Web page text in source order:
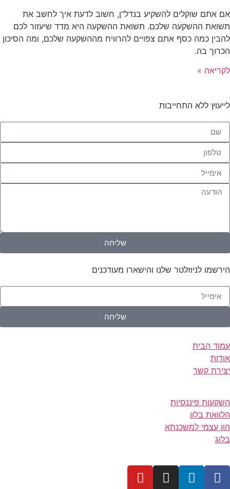
אם אתם שוקלים להשקיע בנדל"ן, חשוב לדעת איך לחשב את
תשואת ההשקעה שלכם. תשואת ההשקעה היא מדד שיעזור לכם
להבין כמה כסף אתם צפויים להרוויח מההשקעה שלכם, ומה הסיכון
הכרוך בה.
לקריאה »
לייעוץ ללא התחייבות
שליחה
הירשמו לניוזלטר שלנו והישארו מעודכנים
שליחה
עמוד הבית
אודות
יצירת קשר
השקעות פיננסיות
הלוואת בלון
הון עצמי למשכנתא
בלוג